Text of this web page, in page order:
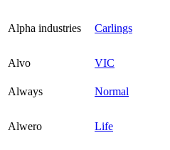
Alpha industries Carlings
Alvo
VIC
Always Normal
Alwero
Life